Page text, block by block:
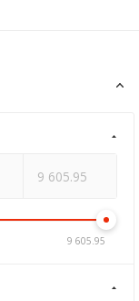
9 605.95